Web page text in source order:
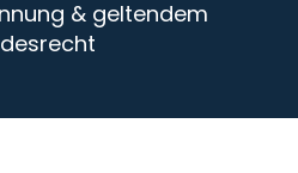
& geltendem